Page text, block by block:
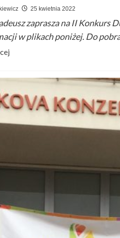
25 kwietnia 2022
zaprasza na II Konkurs
w plikach poniżej. Do
Przeczytaj
o
Konkurs
Duetów
Instrumentalnych
Kameralista